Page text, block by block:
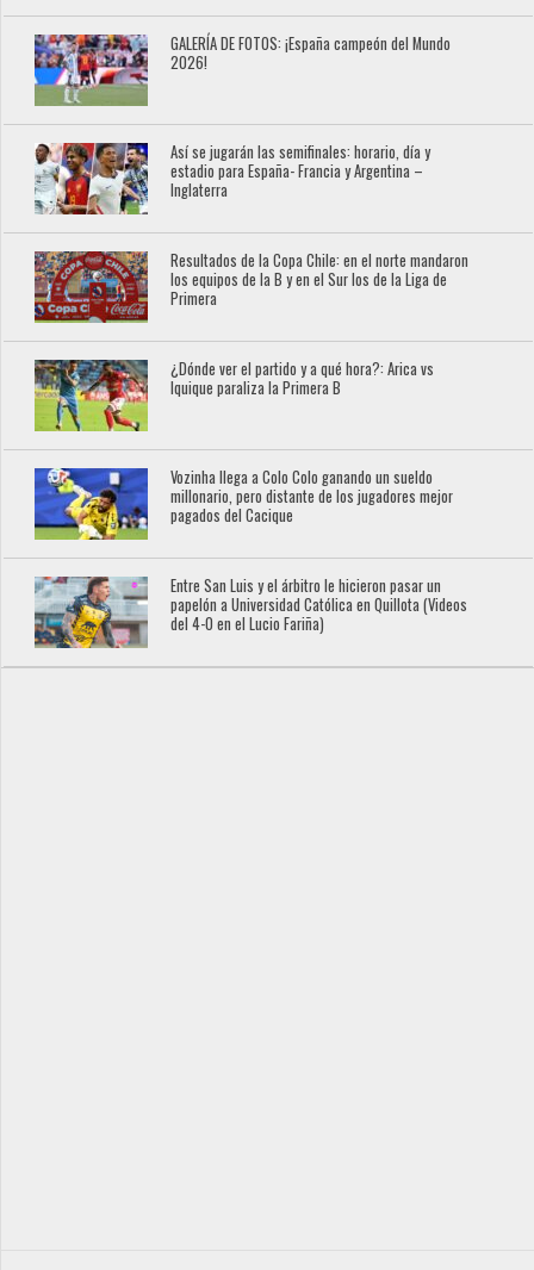
GALERÍA DE FOTOS: ¡España campeón del Mundo
2026!
Así se jugarán las semifinales: horario, día y
estadio para España- Francia y Argentina –
Inglaterra
Resultados de la Copa Chile: en el norte mandaron
los equipos de la B y en el Sur los de la Liga de
Primera
¿Dónde ver el partido y a qué hora?: Arica vs
Iquique paraliza la Primera B
Vozinha llega a Colo Colo ganando un sueldo
millonario, pero distante de los jugadores mejor
pagados del Cacique
Entre San Luis y el árbitro le hicieron pasar un
papelón a Universidad Católica en Quillota (Videos
del 4-0 en el Lucio Fariña)